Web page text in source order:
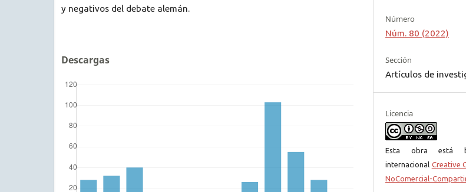
y negativos del debate alemán.
Descargas
Número
Núm. 80 (2022)
Sección
Artículos de
Licencia
Esta obra está
internacional Creative
NoComercial-